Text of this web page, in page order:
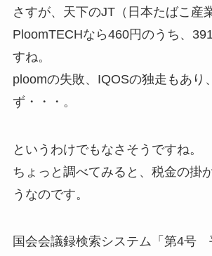
さすが、天下のJT（日本たばこ産
PloomTECHなら460円のうち、
すね。
ploomの失敗、IQOSの独走もあり
ず・・・。
というわけでもなさそうですね。
ちょっと調べてみると、税金の掛
うなのです。
国会会議録検索システム「第4号